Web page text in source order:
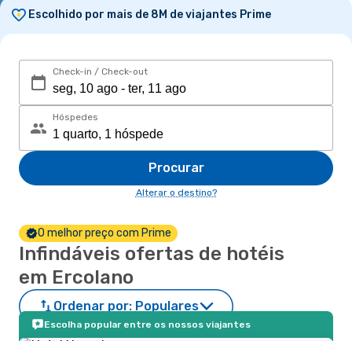
Escolhido por mais de 8M de viajantes Prime
Check-in / Check-out
Hóspedes
Procurar
Alterar o destino?
O melhor preço com Prime
Infindáveis ofertas de hotéis
em Ercolano
Ordenar por: Populares
Escolha popular entre os nossos viajantes